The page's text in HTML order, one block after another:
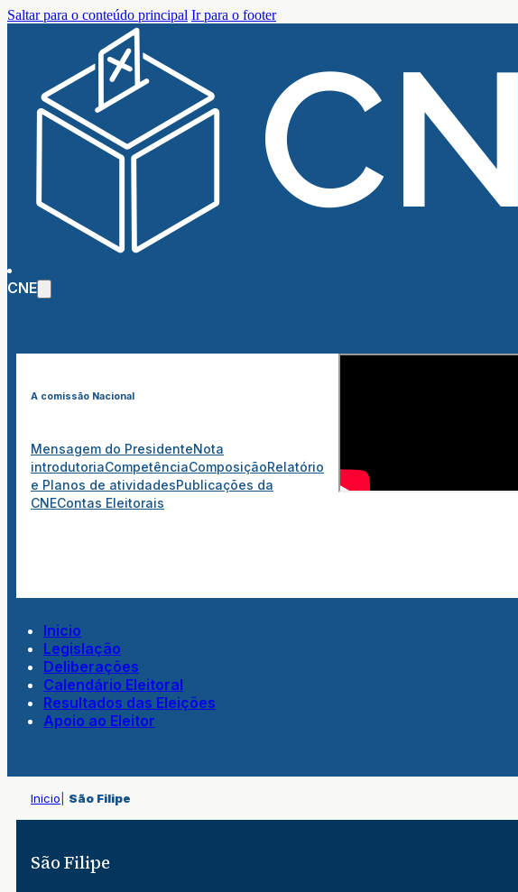
Saltar para o conteúdo principal Ir para o footer
CNE
A comissão Nacional
Mensagem do PresidenteNota
introdutoriaCompetênciaComposiçãoRelatório
e Planos de atividadesPublicações da
CNEContas Eleitorais
Inicio
Legislação
Deliberações
Calendário Eleitoral
Resultados das Eleições
Apoio ao Eleitor
Inicio São Filipe
São Filipe